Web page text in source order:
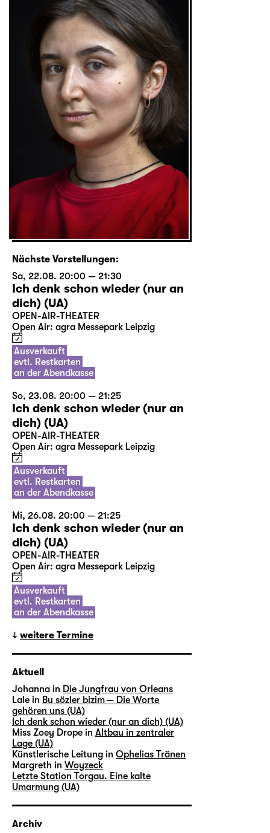
Nächste Vorstellungen:
Sa, 22.08. 20:00 — 21:30
Ich denk schon wieder (nur an
dich) (UA)
OPEN-AIR-THEATER
Open Air: agra Messepark Leipzig
Ausverkauft
evtl. Restkarten
an der Abendkasse
So, 23.08. 20:00 — 21:25
Ich denk schon wieder (nur an
dich) (UA)
OPEN-AIR-THEATER
Open Air: agra Messepark Leipzig
Ausverkauft
evtl. Restkarten
an der Abendkasse
Mi, 26.08. 20:00 — 21:25
Ich denk schon wieder (nur an
dich) (UA)
OPEN-AIR-THEATER
Open Air: agra Messepark Leipzig
Ausverkauft
evtl. Restkarten
an der Abendkasse
weitere Termine
Aktuell
Johanna in Die Jungfrau von Orleans
Lale in Bu sözler bizim — Die Worte
gehören uns (UA)
Ich denk schon wieder (nur an dich) (UA)
Miss Zoey Drope in Altbau in zentraler
Lage (UA)
Künstlerische Leitung in Ophelias Tränen
Margreth in Woyzeck
Letzte Station Torgau. Eine kalte
Umarmung (UA)
Archiv